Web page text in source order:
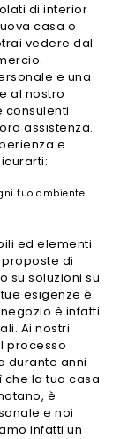
di interior
casa o
vedere dal
e una
al nostro
consulenti
assistenza.
e
tuo ambiente
ed elementi
di
su soluzioni su
esigenze è
è infatti
Ai nostri
processo
durante anni
la tua casa
è
e noi
infatti un